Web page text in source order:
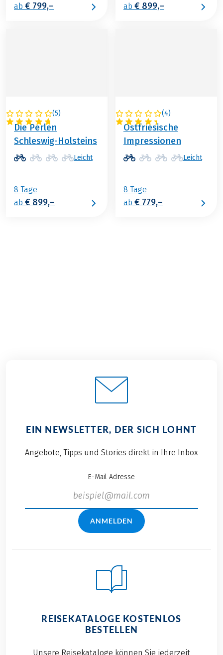
ab € 799,–
ab € 899,–
(5)
DEUTSCHLAND
Die Perlen
Schleswig-Holsteins
Leicht
8 Tage
ab € 899,–
(4)
DEUTSCHLAND
Ostfriesische
Impressionen
Leicht
8 Tage
ab € 779,–
EIN NEWSLETTER, DER SICH LOHNT
Angebote, Tipps und Stories direkt in Ihre Inbox
E-Mail Adresse
ANMELDEN
REISEKATALOGE KOSTENLOS
BESTELLEN
Unsere Reisekataloge können Sie jederzeit